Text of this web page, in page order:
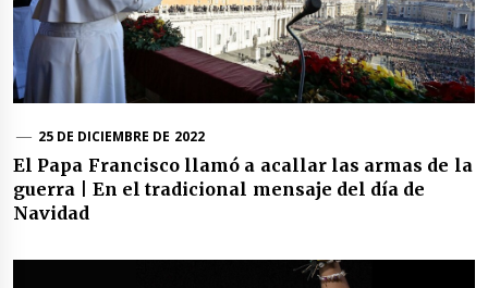
25 DE DICIEMBRE DE 2022
El Papa Francisco llamó a acallar las armas de la
guerra | En el tradicional mensaje del día de
Navidad